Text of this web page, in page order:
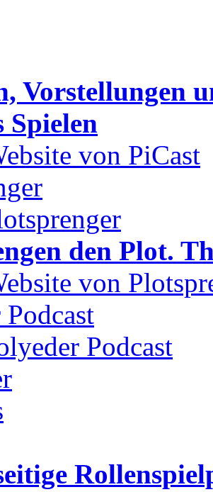
Vorstellungen
Spielen
von PiCast
den Plot.
von
Podcast